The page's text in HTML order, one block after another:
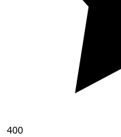
400